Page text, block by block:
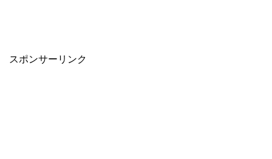
スポンサーリンク